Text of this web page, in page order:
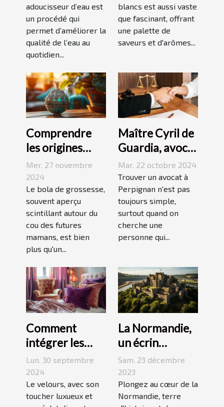
adoucisseur
d'eau ?
adoucisseur d’eau est
un procédé qui
permet d’améliorer la
qualité de l’eau au
quotidien...
renommés
blancs est aussi vaste
que fascinant, offrant
une palette de
saveurs et d'arômes...
Comprendre
les origines
culturelles du
bola de
grossesse
Mer. 27 novembre
2024
Le bola de grossesse,
souvent aperçu
scintillant autour du
cou des futures
mamans, est bien
plus qu'un...
Maître Cyril de
Guardia, avocat
renommé à
Perpignan
Mar. 22 octobre 2024
Trouver un avocat à
Perpignan n'est pas
toujours simple,
surtout quand on
cherche une
personne qui...
Comment
intégrer les
accessoires en
velours dans
votre quotidien
Lun. 30 septembre
2024
Le velours, avec son
toucher luxueux et
La Normandie,
un écrin
historique pour
des
événements
mémorables
Sam. 23 décembre
2023
Plongez au cœur de la
Normandie, terre